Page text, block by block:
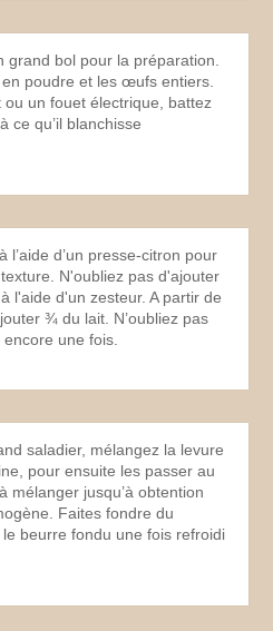
grand bol pour la préparation.
poudre et les œufs entiers.
ou un fouet électrique, battez
ce qu’il blanchisse
l’aide d’un presse-citron pour
N'oubliez pas d'ajouter
l'aide d'un zesteur. A partir de
¾ du lait. N’oubliez pas
une fois.
saladier, mélangez la levure
pour ensuite les passer au
mélanger jusqu’à obtention
Faites fondre du
beurre fondu une fois refroidi